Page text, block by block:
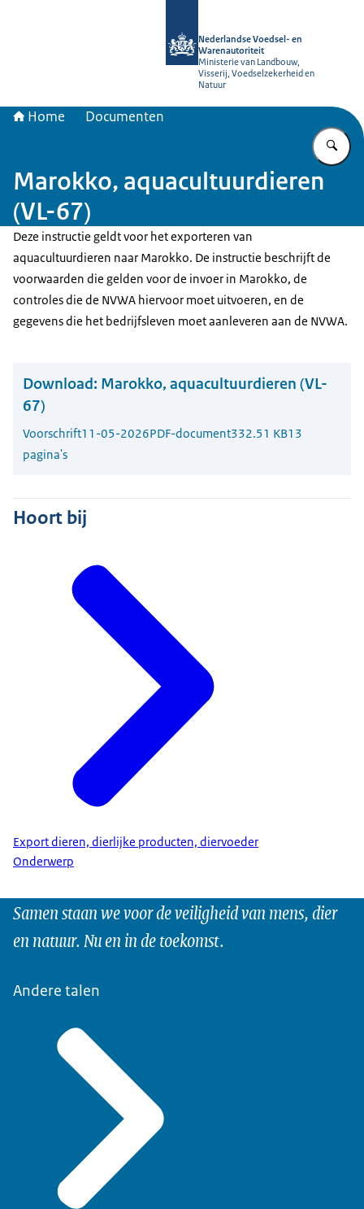
Nederlandse Voedsel- en
Warenautoriteit
Ministerie van Landbouw,
Visserij, Voedselzekerheid en
Natuur
Home Documenten
Marokko, aquacultuurdieren
(VL-67)
Deze instructie geldt voor het exporteren van
aquacultuurdieren naar Marokko. De instructie beschrijft de
voorwaarden die gelden voor de invoer in Marokko, de
controles die de NVWA hiervoor moet uitvoeren, en de
gegevens die het bedrijfsleven moet aanleveren aan de NVWA.
Download: Marokko, aquacultuurdieren (VL-
67)
Voorschrift11-05-2026PDF-document332.51 KB13
pagina's
Hoort bij
Export dieren, dierlijke producten, diervoeder
Onderwerp
Samen staan we voor de veiligheid van mens, dier
en natuur. Nu en in de toekomst.
Andere talen